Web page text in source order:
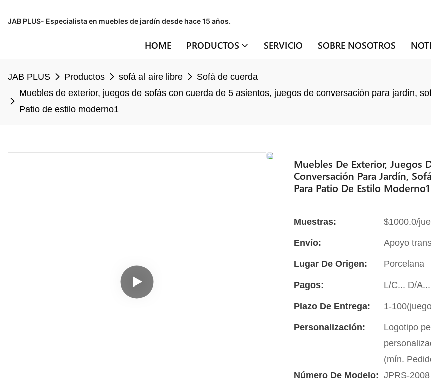
JAB PLUS- Especialista en muebles de jardín desde hace 15 años.
HOME PRODUCTOS SERVICIO SOBRE NOSOTROS
JAB PLUS Productos sofá al aire libre
Sofá de cuerda
Muebles de exterior, juegos de sofás con cuerda de 5 asientos, juegos de conversación para jardín,
Patio de estilo moderno1
Muebles De Exterior, Juegos
Conversación Para Jardín,
Para Patio De Estilo Moderno1
Muestras: $1000.0/
Envío: Apoyo
Lugar De Origen: Porcelana
Pagos: L/C... D/
Plazo De Entrega: 1-
Personalización:
Logotipo
(mín.
Número De Modelo: JPRS-2008